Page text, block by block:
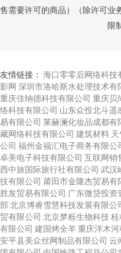
售需要许可的商品）（除许可业
限
友情链接： 海口零零后网络科技
影网 深圳市洛哈斯水处理技术有
重庆佳纳德科技有限公司 重庆贝
络科技有限公司 山东众投北斗遥
易有限公司 莱赫澜化妆品成都有
藏网络科技有限公司 建筑材料
公司 福州金福汇电子商务有限公
卓美电子科技有限公司 互联网销
西中旅国际旅行社有限公司 武汉
技有限公司 莆田市金隆杰贸易有
胜发贸易有限公司 广东微贷投资
部 北京博睿雪慧科技发展有限公
贸有限公司 北京梦栎生物科技桂
有限公司 建国烤全羊重庆洋木
安平县美众丝网制品有限公司 云